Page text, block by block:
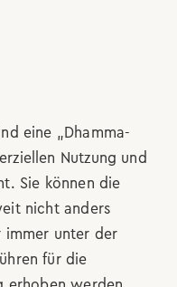
eine „Dhamma-
Nutzung und
Sie können die
nicht anders
immer unter der
für die